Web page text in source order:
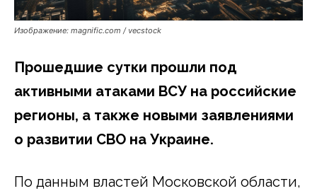
Изображение: magnific.com / vecstock
Прошедшие сутки прошли под
активными атаками ВСУ на российские
регионы, а также новыми заявлениями
о развитии СВО на Украине.
По данным властей Московской области,